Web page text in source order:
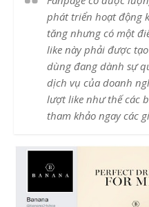
phát triển hoạt động
tăng nhưng có một
like này phải được
dùng đang dành sự
dịch vụ của doanh
lượt like như thế các
tham khảo ngay các